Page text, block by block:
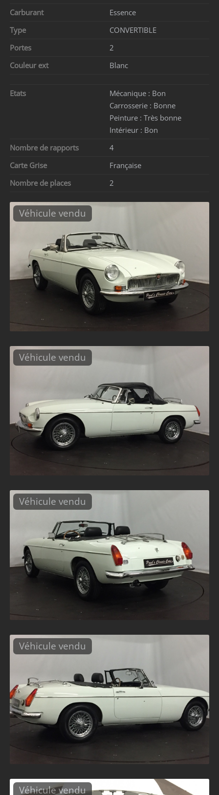
Carburant
Essence
Type
CONVERTIBLE
Portes
2
Couleur ext
Blanc
Etats Mécanique : Bon
Carrosserie : Bonne
Peinture : Très bonne
Intérieur : Bon
Nombre de rapports
4
Carte Grise
Française
Nombre de places
2
Véhicule vendu
Véhicule vendu
Véhicule vendu
Véhicule vendu
Véhicule vendu